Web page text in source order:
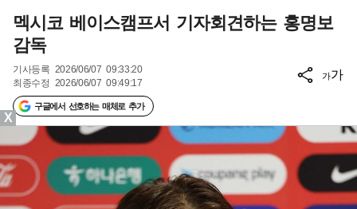
멕시코 베이스캠프서 기자회견하는 홍명보
감독
기사등록 2026/06/07 09:33:20
최종수정 2026/06/07 09:49:17
구글에서 선호하는 매체로 추가
가가
X